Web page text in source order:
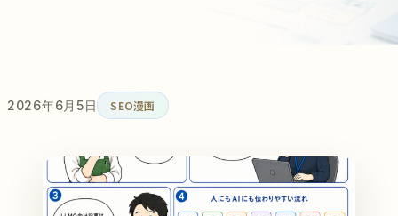
2026年6月5日 SEO漫画